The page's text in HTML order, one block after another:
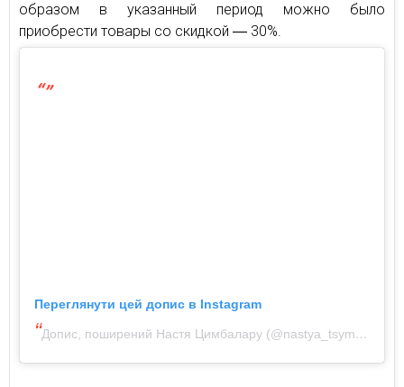
образом в указанный период можно было
приобрести товары со скидкой ― 30%.
Переглянути цей допис в Instagram
Допис, поширений Настя Цимбалару (@nastya_tsymbalaru)